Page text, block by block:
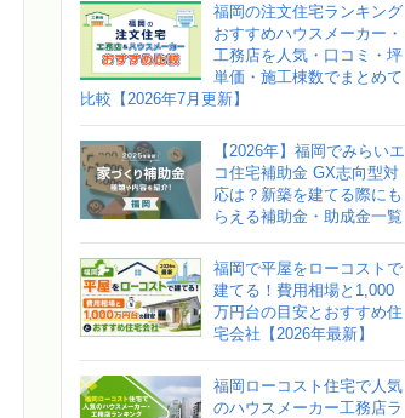
福岡の注文住宅ランキング
おすすめハウスメーカー・
工務店を人気・口コミ・坪
単価・施工棟数でまとめて
比較【2026年7月更新】
【2026年】福岡でみらいエ
コ住宅補助金 GX志向型対
応は？新築を建てる際にも
らえる補助金・助成金一覧
福岡で平屋をローコストで
建てる！費用相場と1,000
万円台の目安とおすすめ住
宅会社【2026年最新】
福岡ローコスト住宅で人気
のハウスメーカー工務店ラ